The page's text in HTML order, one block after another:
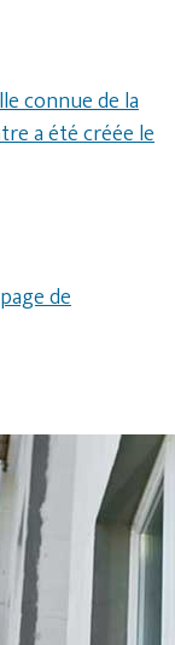
connue de la
a été créée le
de